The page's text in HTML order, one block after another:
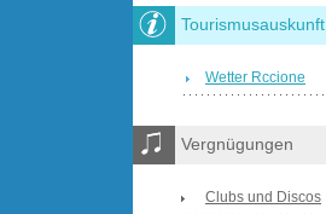
Tourismusauskunft
Wetter Rccione
Vergnügungen
Clubs und Discos